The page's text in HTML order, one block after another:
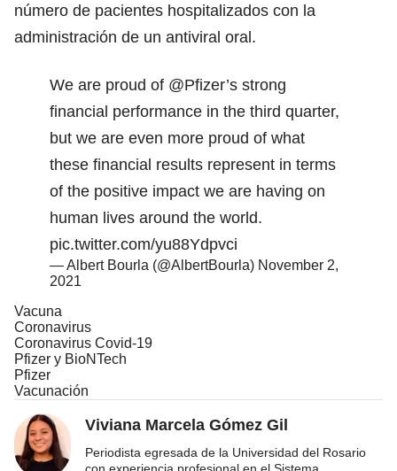
número de pacientes hospitalizados con la
administración de un antiviral oral.
We are proud of @Pfizer’s strong
financial performance in the third quarter,
but we are even more proud of what
these financial results represent in terms
of the positive impact we are having on
human lives around the world.
pic.twitter.com/yu88Ydpvci
— Albert Bourla (@AlbertBourla) November 2,
2021
Vacuna
Coronavirus
Coronavirus Covid-19
Pfizer y BioNTech
Pfizer
Vacunación
Viviana Marcela Gómez Gil
Periodista egresada de la Universidad del Rosario